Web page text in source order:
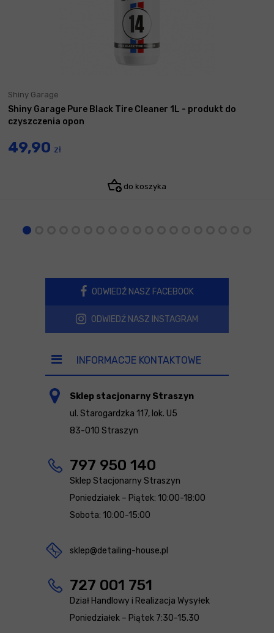
Shiny Garage
Shiny Garage Pure Black Tire Cleaner 1L - produkt do
czyszczenia opon
49,90 zł
do koszyka
ODWIEDŹ NASZ FACEBOOK
ODWIEDŹ NASZ INSTAGRAM
INFORMACJE KONTAKTOWE
Sklep stacjonarny Straszyn
ul. Starogardzka 117, lok. U5
83-010 Straszyn
797 950 140
Sklep Stacjonarny Straszyn
Poniedziałek – Piątek: 10:00-18:00
Sobota: 10:00-15:00
sklep@detailing-house.pl
727 001 751
Dział Handlowy i Realizacja Wysyłek
Poniedziałek – Piątek 7:30-15.30